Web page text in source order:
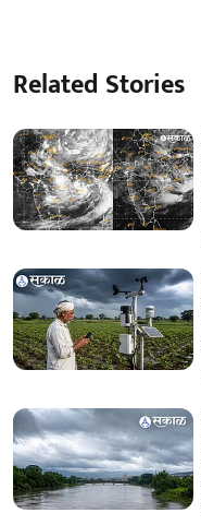
Related Stories